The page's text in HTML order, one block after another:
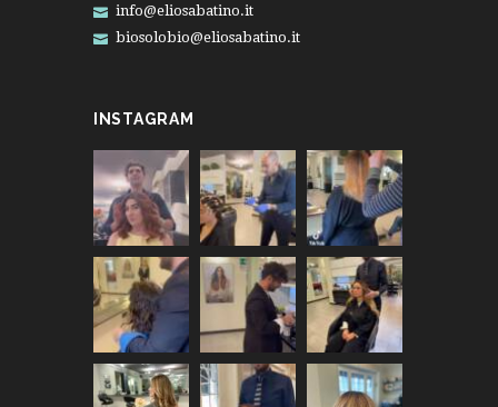
info@eliosabatino.it
biosolobio@eliosabatino.it
INSTAGRAM